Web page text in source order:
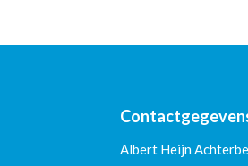
Albert Heijn